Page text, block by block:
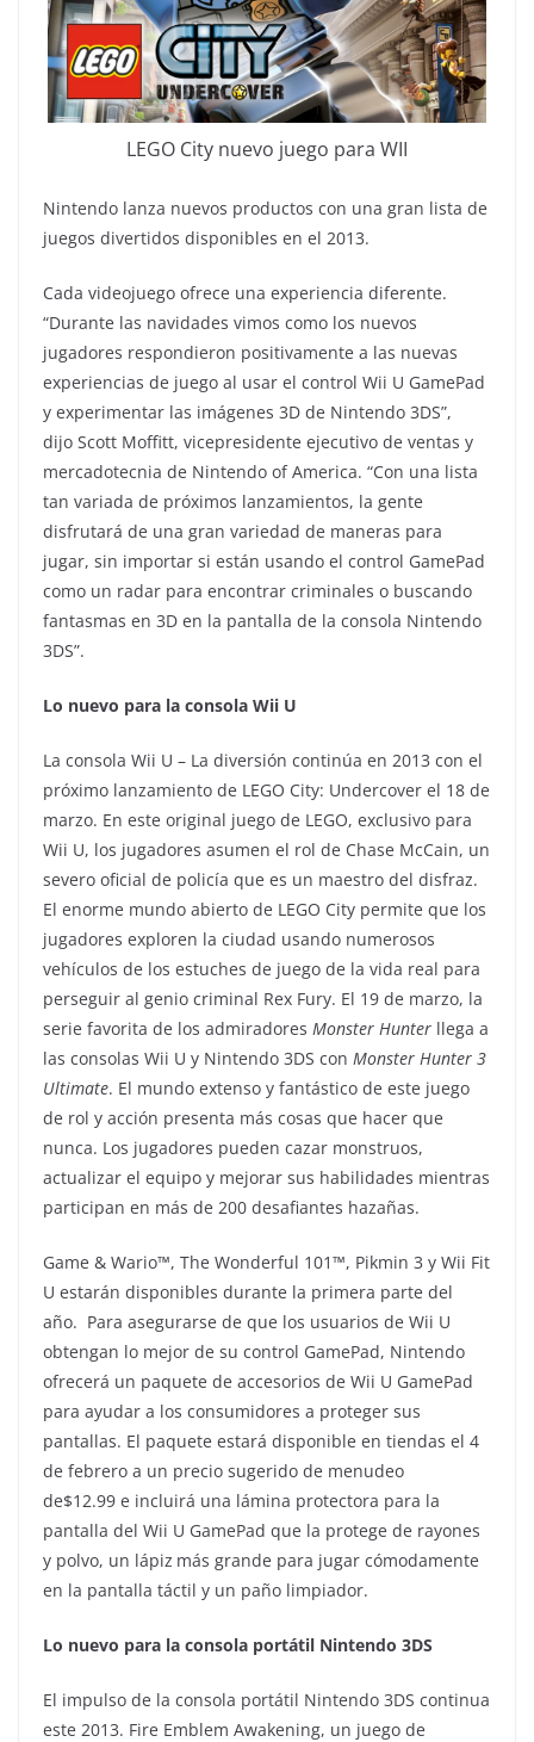
LEGO City nuevo juego para WII
Nintendo lanza nuevos productos con una gran lista de
juegos divertidos disponibles en el 2013.
Cada videojuego ofrece una experiencia diferente.
“Durante las navidades vimos como los nuevos
jugadores respondieron positivamente a las nuevas
experiencias de juego al usar el control Wii U GamePad
y experimentar las imágenes 3D de Nintendo 3DS”,
dijo Scott Moffitt, vicepresidente ejecutivo de ventas y
mercadotecnia de Nintendo of America. “Con una lista
tan variada de próximos lanzamientos, la gente
disfrutará de una gran variedad de maneras para
jugar, sin importar si están usando el control GamePad
como un radar para encontrar criminales o buscando
fantasmas en 3D en la pantalla de la consola Nintendo
3DS”.
Lo nuevo para la consola Wii U
La consola Wii U – La diversión continúa en 2013 con el
próximo lanzamiento de LEGO City: Undercover el 18 de
marzo. En este original juego de LEGO, exclusivo para
Wii U, los jugadores asumen el rol de Chase McCain, un
severo oficial de policía que es un maestro del disfraz.
El enorme mundo abierto de LEGO City permite que los
jugadores exploren la ciudad usando numerosos
vehículos de los estuches de juego de la vida real para
perseguir al genio criminal Rex Fury. El 19 de marzo, la
serie favorita de los admiradores Monster Hunter llega a
las consolas Wii U y Nintendo 3DS con Monster Hunter 3
Ultimate. El mundo extenso y fantástico de este juego
de rol y acción presenta más cosas que hacer que
nunca. Los jugadores pueden cazar monstruos,
actualizar el equipo y mejorar sus habilidades mientras
participan en más de 200 desafiantes hazañas.
Game & Wario™, The Wonderful 101™, Pikmin 3 y Wii Fit
U estarán disponibles durante la primera parte del
año. Para asegurarse de que los usuarios de Wii U
obtengan lo mejor de su control GamePad, Nintendo
ofrecerá un paquete de accesorios de Wii U GamePad
para ayudar a los consumidores a proteger sus
pantallas. El paquete estará disponible en tiendas el 4
de febrero a un precio sugerido de menudeo
de$12.99 e incluirá una lámina protectora para la
pantalla del Wii U GamePad que la protege de rayones
y polvo, un lápiz más grande para jugar cómodamente
en la pantalla táctil y un paño limpiador.
Lo nuevo para la consola portátil Nintendo 3DS
El impulso de la consola portátil Nintendo 3DS continua
este 2013. Fire Emblem Awakening, un juego de